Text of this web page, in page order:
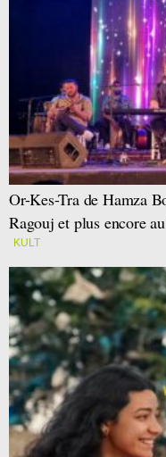
Or-Kes-Tra de Hamza
Ragouj et plus encore
KULT